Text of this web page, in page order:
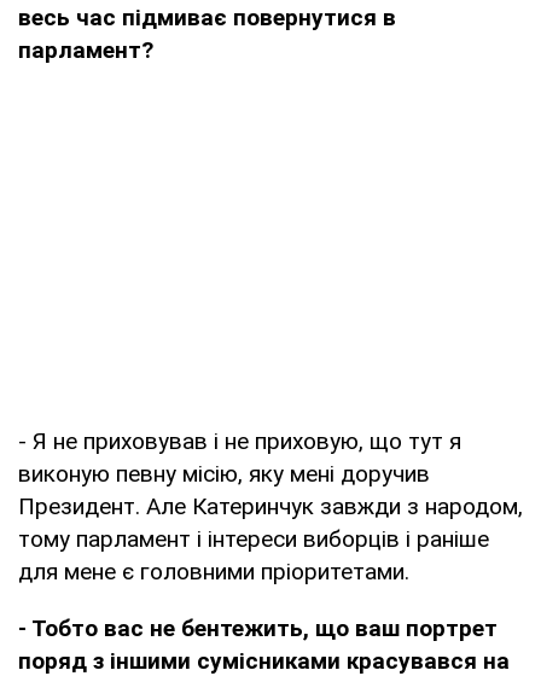
весь час підмиває повернутися в
парламент?
- Я не приховував і не приховую, що тут я
виконую певну місію, яку мені доручив
Президент. Але Катеринчук завжди з народом,
тому парламент і інтереси виборців і раніше
для мене є головними пріоритетами.
- Тобто вас не бентежить, що ваш портрет
поряд з іншими сумісниками красувався на